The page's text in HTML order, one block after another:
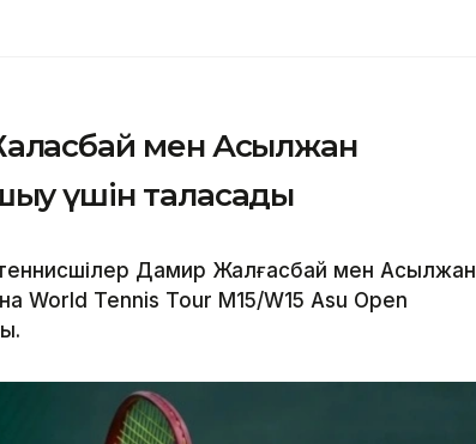
мен Асылжан
үшін таласады
Дамир Жалғасбай мен Асылжан
World Tennis Tour M15/W15 Asu Open